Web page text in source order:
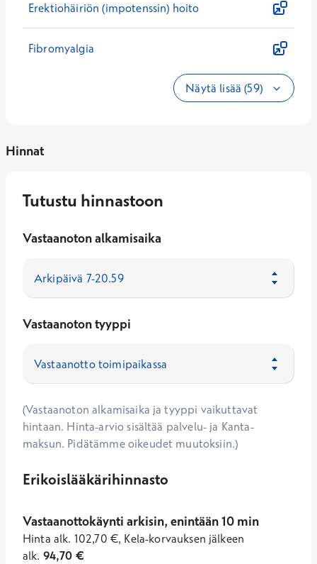
Erektiohäiriön (impotenssin) hoito
Fibromyalgia
Näytä lisää (59)
Hinnat
Tutustu hinnastoon
Vastaanoton alkamisaika
Vastaanoton tyyppi
(Vastaanoton alkamisaika ja tyyppi vaikuttavat
hintaan. Hinta-arvio sisältää palvelu- ja Kanta-
maksun. Pidätämme oikeudet muutoksiin.)
Erikoislääkärihinnasto
Vastaanottokäynti arkisin, enintään 10 min
Hinta alk. 102,70 €, Kela-korvauksen jälkeen
alk. 94,70 €